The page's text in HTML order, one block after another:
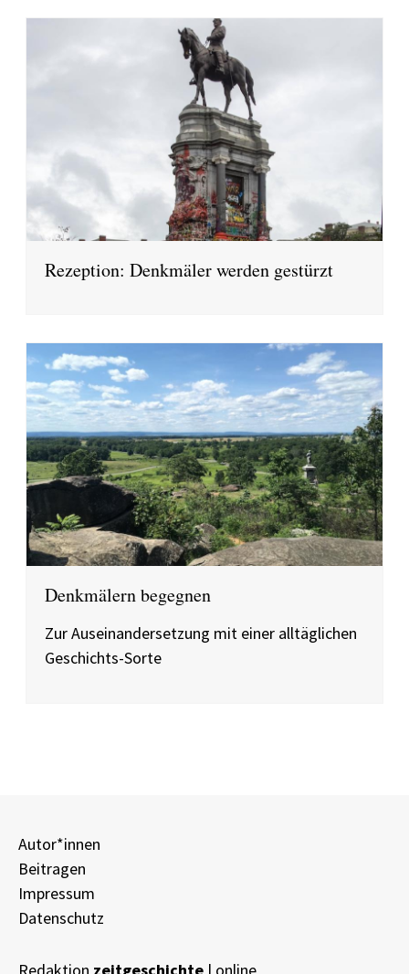
Rezeption: Denkmäler werden gestürzt
Denkmälern begegnen
Zur Auseinandersetzung mit einer alltäglichen
Geschichts-Sorte
Autor*innen
Beitragen
Impressum
Datenschutz
Redaktion zeitgeschichte | online